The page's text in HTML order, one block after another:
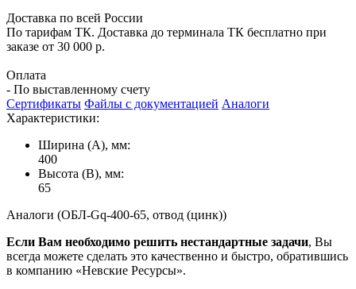
Доставка по всей России
По тарифам ТК. Доставка до терминала ТК бесплатно при
заказе от 30 000 р.
Оплата
- По выставленному счету
Сертификаты Файлы с документацией Аналоги
Характеристики:
Ширина (А), мм:
400
Высота (В), мм:
65
Аналоги (ОБЛ-Gq-400-65, отвод (цинк))
Если Вам необходимо решить нестандартные задачи, Вы
всегда можете сделать это качественно и быстро, обратившись
в компанию «Невские Ресурсы».